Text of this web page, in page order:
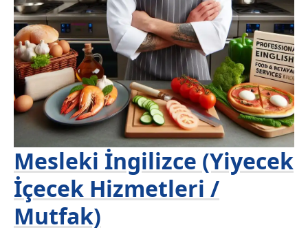
Mesleki İngilizce (Yiyecek
İçecek Hizmetleri /
Mutfak)